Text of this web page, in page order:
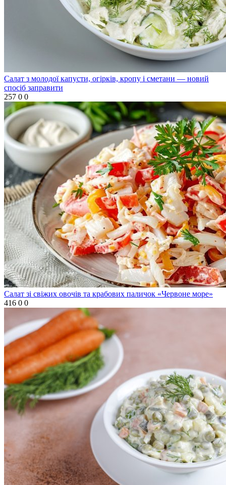
Салат з молодої капусти, огірків, кропу і сметани — новий
спосіб заправити
257 0 0
Салат зі свіжих овочів та крабових паличок «Червоне море»
416 0 0